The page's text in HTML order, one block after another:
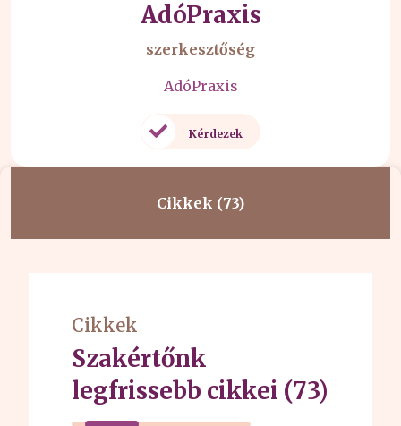
AdóPraxis
szerkesztőség
AdóPraxis
Kérdezek
Cikkek (73)
Cikkek
Szakértőnk
legfrissebb cikkei (73)